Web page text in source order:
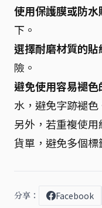
使用保護膜或防水
下。
選擇耐磨材質的貼
險。
避免使用容易褪色
水，避免字跡褪色
另外，若重複使
貨單，避免多個標
分享： Facebook